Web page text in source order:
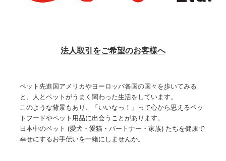
法人取引をご希望のお客様へ
ペット先進国アメリカやヨーロッパ各国の国々を歩いてみる
と、人とペットがうまく関わった生活をしています。
このような背景もあり、「いいなっ！」って心から思えるペッ
トフードやペット用品に出会うことがあります。
日本中のペット (愛犬・愛猫・パートナー・家族) たちを健康で
幸せにするお手伝いを一緒にしませんか。